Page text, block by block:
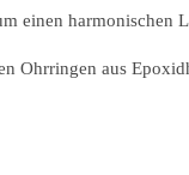
einen
Ohrringen aus